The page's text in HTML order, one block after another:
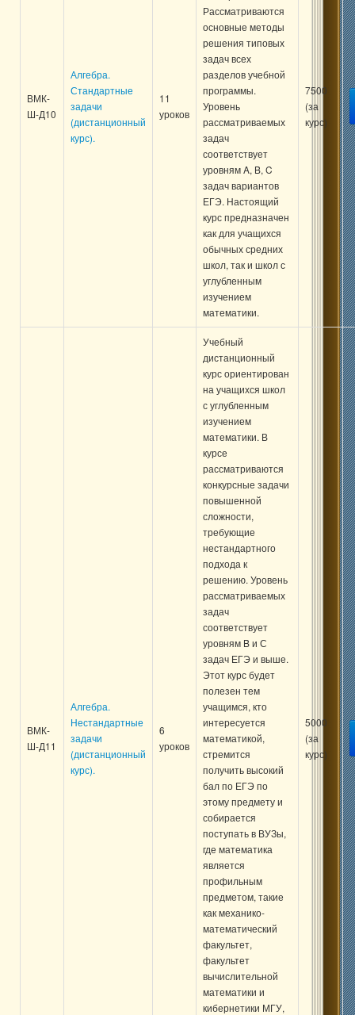
ВМК-
Ш-Д10
Алгебра.
Стандартные
задачи
(дистанционный
курс).
11
уроков
Рассматриваются
основные методы
решения типовых
задач всех
разделов учебной
программы.
Уровень
рассматриваемых
задач
соответствует
уровням A, B, C
задач вариантов
ЕГЭ. Настоящий
курс предназначен
как для учащихся
обычных средних
школ, так и школ с
углубленным
изучением
математики.
7500
(за
курс)
ВМК-
Ш-Д11
Алгебра.
Нестандартные
задачи
(дистанционный
курс).
6
уроков
Учебный
дистанционный
курс ориентирован
на учащихся школ
с углубленным
изучением
математики. В
курсе
рассматриваются
конкурсные задачи
повышенной
сложности,
требующие
нестандартного
подхода к
решению. Уровень
рассматриваемых
задач
соответствует
уровням B и С
задач ЕГЭ и выше.
Этот курс будет
полезен тем
учащимся, кто
интересуется
математикой,
стремится
получить высокий
бал по ЕГЭ по
этому предмету и
собирается
поступать в ВУЗы,
где математика
является
профильным
предметом, такие
как механико-
математический
факультет,
факультет
вычислительной
математики и
кибернетики МГУ,
5000
(за
курс)